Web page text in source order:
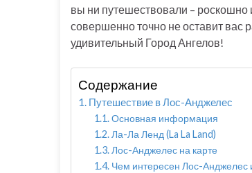
вы ни путешествовали –
совершенно точно не оставит вас
удивительный Город Ангелов!
Содержание
Путешествие в Лос-Анджелес
Основная информация
Ла-Ла Ленд (La La Land)
Лос-Анджелес на карте
Чем интересен Лос-Анджелес